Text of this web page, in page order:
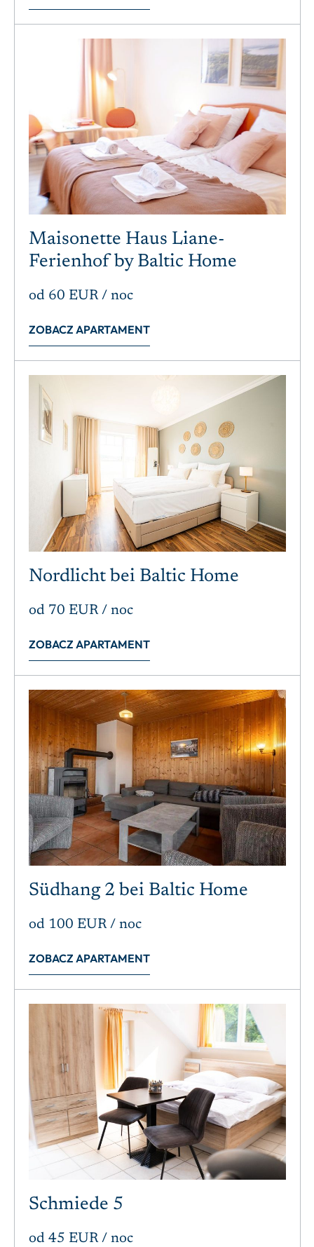
Maisonette Haus Liane-
Ferienhof by Baltic Home
od 60 EUR/ noc
ZOBACZ APARTAMENT
Nordlicht bei Baltic Home
od 70 EUR/ noc
ZOBACZ APARTAMENT
Südhang 2 bei Baltic Home
od 100 EUR/ noc
ZOBACZ APARTAMENT
Schmiede 5
od 45 EUR/ noc